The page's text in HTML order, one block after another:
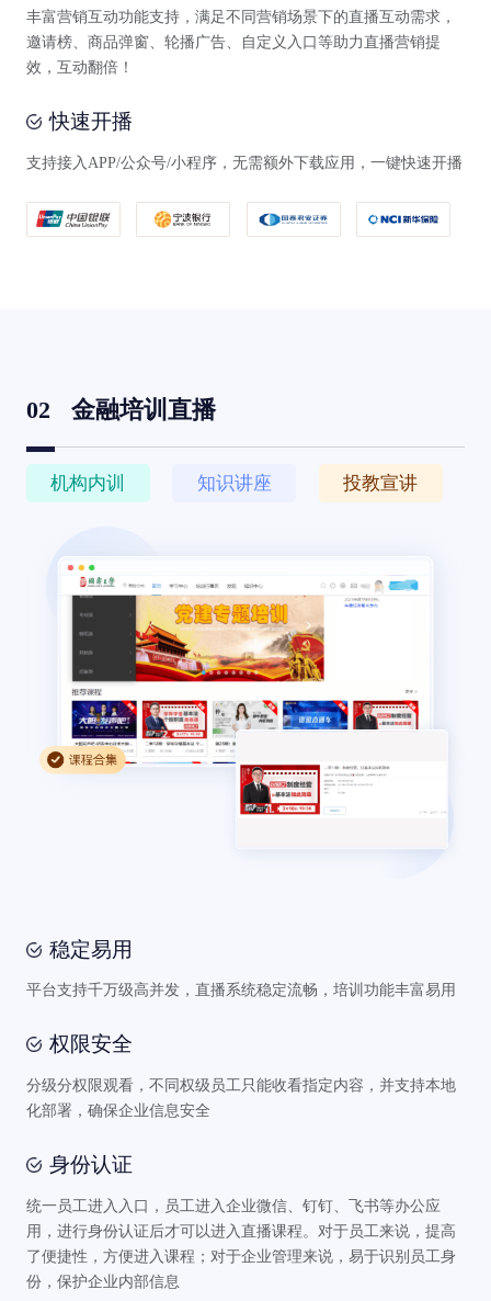
丰富营销互动功能支持，满足不同营销场景下的直播互动需求，
邀请榜、商品弹窗、轮播广告、自定义入口等助力直播营销提
效，互动翻倍！
快速开播
支持接入APP/公众号/小程序，无需额外下载应用，一键快速开播
02 金融培训直播
机构内训 知识讲座 投教宣讲
稳定易用
平台支持千万级高并发，直播系统稳定流畅，培训功能丰富易用
权限安全
分级分权限观看，不同权级员工只能收看指定内容，并支持本地
化部署，确保企业信息安全
身份认证
统一员工进入入口，员工进入企业微信、钉钉、飞书等办公应
用，进行身份认证后才可以进入直播课程。对于员工来说，提高
了便捷性，方便进入课程；对于企业管理来说，易于识别员工身
份，保护企业内部信息